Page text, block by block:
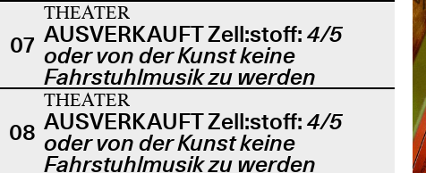
07
THEATER
AUSVERKAUFT Zell:stoff: 4/5
oder von der Kunst keine
Fahrstuhlmusik zu werden
08
THEATER
AUSVERKAUFT Zell:stoff: 4/5
oder von der Kunst keine
Fahrstuhlmusik zu werden